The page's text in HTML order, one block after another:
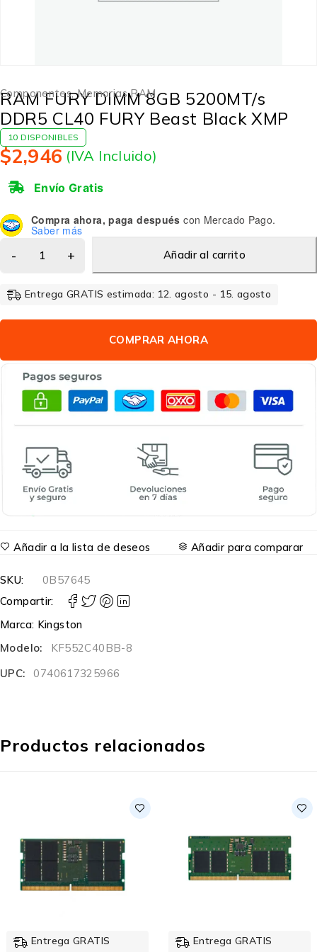
Componentes,Memorias RAM
RAM FURY DIMM 8GB 5200MT/s
DDR5 CL40 FURY Beast Black XMP
10 DISPONIBLES
$2,946 (IVA Incluido)
Envío Gratis
Compra ahora, paga después con Mercado Pago.
Saber más
Añadir al carrito
Entrega GRATIS estimada: 12. agosto - 15. agosto
COMPRAR AHORA
Añadir a la lista de deseos Añadir para comparar
SKU:
0B57645
Compartir:
Marca: Kingston
Modelo:
KF552C40BB-8
UPC:
0740617325966
Productos relacionados
Entrega GRATIS
Entrega GRATIS